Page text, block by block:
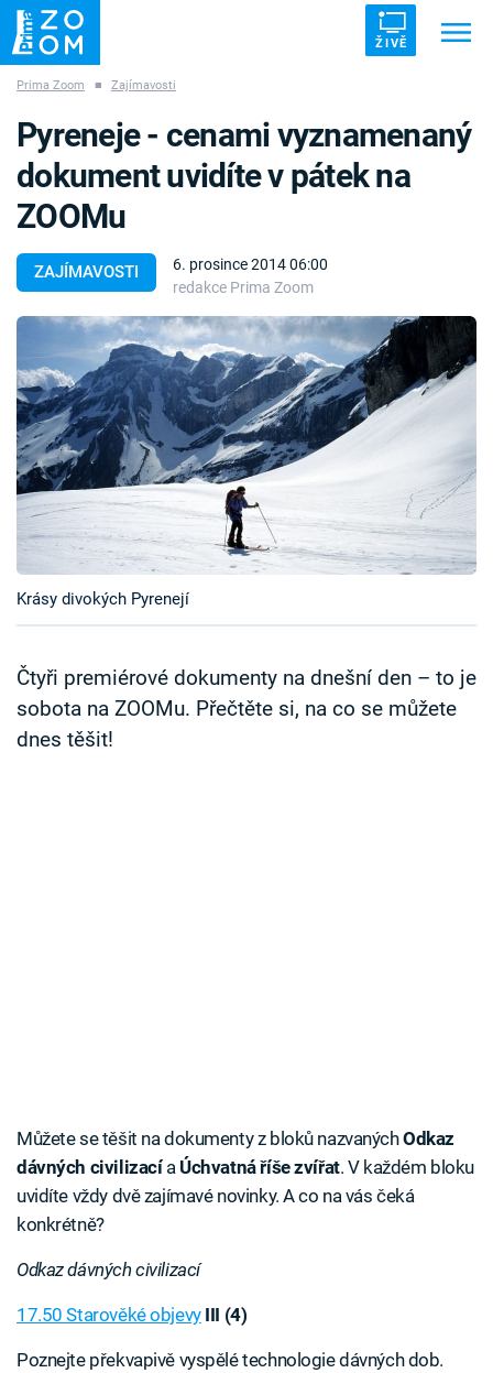
ŽIVĚ
ZÁHADY VETŘELCI DÁVNOVĚKU
Témata
Témata
Pořady
TV Program
Časopis
Sledujte prima+
Sledujte nás
Prima Zoom ■ Zajímavosti
ZAJÍMAVOSTI
6. prosince 2014 06:00
redakce Prima Zoom
Pyreneje - cenami vyznamenaný
dokument uvidíte v pátek na
ZOOMu
Krásy divokých Pyrenejí
Čtyři premiérové dokumenty na dnešní den – to je
sobota na ZOOMu. Přečtěte si, na co se můžete
dnes těšit!
Můžete se těšit na dokumenty z bloků nazvanýchOdkaz
dávných civilizacía Úchvatná říše zvířat. V každém bloku
uvidíte vždy dvě zajímavé novinky. A co na vás čeká
konkrétně?
Odkaz dávných civilizací
17.50 Starověké objevyIII (4)
Poznejte překvapivě vyspělé technologie dávných dob.